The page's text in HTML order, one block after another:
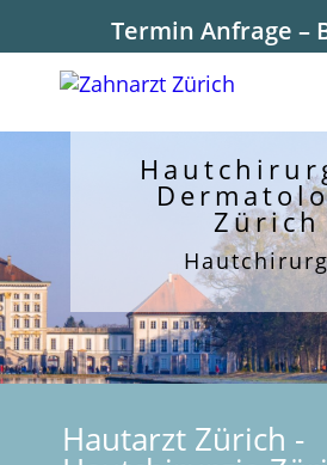
Termin Anfrage –
Zürich
Hautarzt Zürich -